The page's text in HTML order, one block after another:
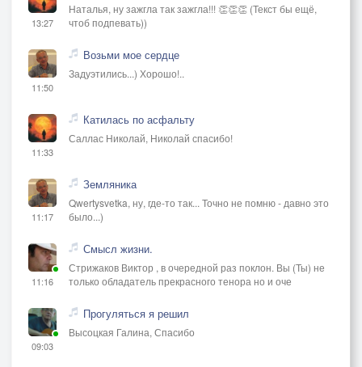
13:27
Наталья, ну зажгла так зажгла!!! 👏👏👏 (Текст бы ещё,
чтоб подпевать))
11:50
Возьми мое сердце
Задуэтились...) Хорошо!..
11:33
Катилась по асфальту
Саллас Николай, Николай спасибо!
11:17
Земляника
Qwertysvetka, ну, где-то так... Точно не помню - давно это
было...)
11:16
Смысл жизни.
Стрижаков Виктор , в очередной раз поклон. Вы (Ты) не
только обладатель прекрасного тенора но и оче
09:03
Прогуляться я решил
Высоцкая Галина, Спасибо